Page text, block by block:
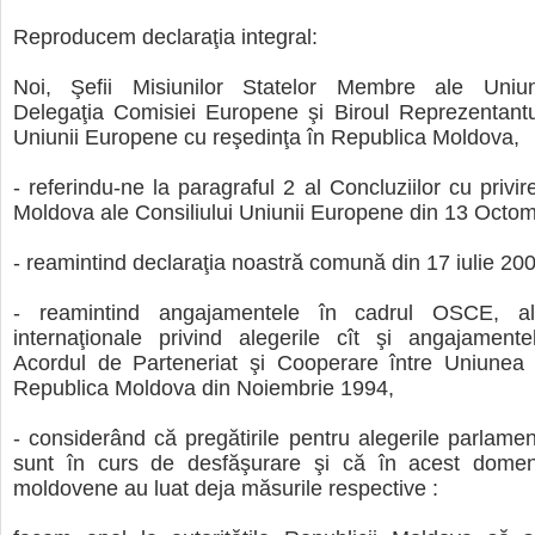
Reproducem declaraţia integral:
Noi, Şefii Misiunilor Statelor Membre ale
Delegaţia Comisiei Europene şi Biroul
Uniunii Europene cu reşedinţa în Republica Moldova,
- referindu-ne la paragraful 2 al Concluziilor cu
Moldova ale Consiliului Uniunii Europene din 13
- reamintind declaraţia noastră comună din 17 iulie
- reamintind angajamentele în cadrul OSCE,
internaţionale privind alegerile cît şi
Acordul de Parteneriat şi Cooperare între Uniunea
Republica Moldova din Noiembrie 1994,
- considerând că pregătirile pentru alegerile
sunt în curs de desfăşurare şi că în acest
moldovene au luat deja măsurile respective :